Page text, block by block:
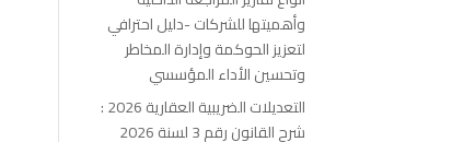
وأهميتها للشركات -دليل احترافي
لتعزيز الحوكمة وإدارة المخاطر
وتحسين الأداء المؤسسي
التعديلات الضريبية العقارية 2026 :
شرح القانون رقم 3 لسنة 2026